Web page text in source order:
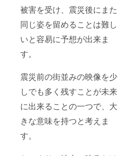
被害を受け、震災後にまた
同じ姿を留めることは難し
いと容易に予想が出来ま
す。
震災前の街並みの映像を少
しでも多く残すことが未来
に出来ることの一つで、大
きな意味を持つと考えま
す。